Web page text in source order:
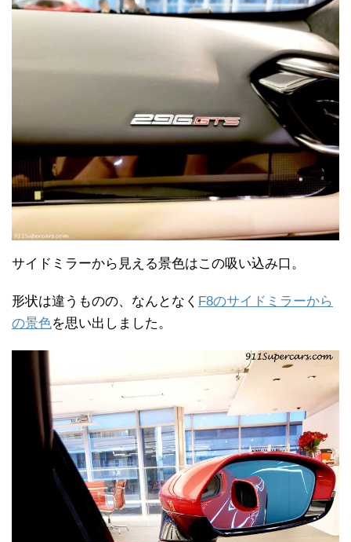
サイドミラーから見える景色はこの吸い込み口。
形状は違うものの、なんとなく F8のサイドミラーから
の景色を思い出しました。